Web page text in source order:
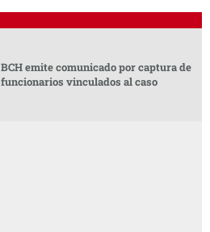
BCH emite comunicado por captura de
funcionarios vinculados al caso